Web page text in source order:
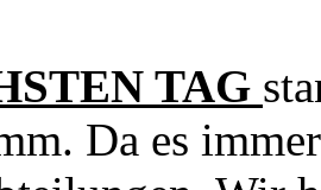
TAG
Da es